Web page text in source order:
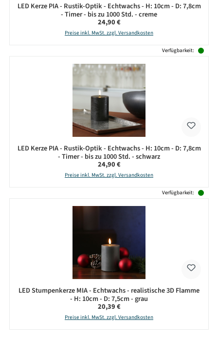
LED Kerze PIA - Rustik-Optik - Echtwachs - H: 10cm - D: 7,8cm
- Timer - bis zu 1000 Std. - creme
Regulärer Preis:
24,90 €
Preise inkl. MwSt. zzgl. Versandkosten
Verfügbarkeit:
LED Kerze PIA - Rustik-Optik - Echtwachs - H: 10cm - D: 7,8cm
- Timer - bis zu 1000 Std. - schwarz
Regulärer Preis:
24,90 €
Preise inkl. MwSt. zzgl. Versandkosten
Verfügbarkeit:
LED Stumpenkerze MIA - Echtwachs - realistische 3D Flamme
- H: 10cm - D: 7,5cm - grau
Regulärer Preis:
20,39 €
Preise inkl. MwSt. zzgl. Versandkosten